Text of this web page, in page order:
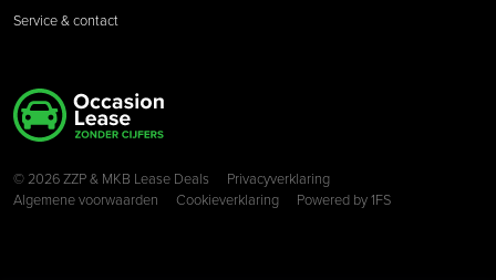
Service & contact
Copyright navigation
© 2026 ZZP & MKB Lease Deals
Privacyverklaring
Algemene voorwaarden
Cookieverklaring Powered by1FS